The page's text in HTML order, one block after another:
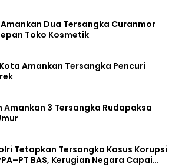
Dua Tersangka Curanmor
Toko Kosmetik
Amankan Tersangka Pencuri
Amankan 3 Tersangka Rudapaksa
Tetapkan Tersangka Kasus Korupsi
BAS, Kerugian Negara Capai